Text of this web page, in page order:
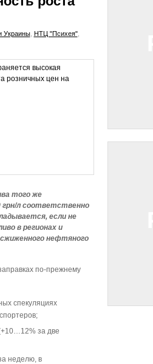
Украины, НТЦ "Психея",
того же
грн/л соответственно
если не
в регионах и
нефтяного
по-прежнему
спекуляциях
за две
неделю, в